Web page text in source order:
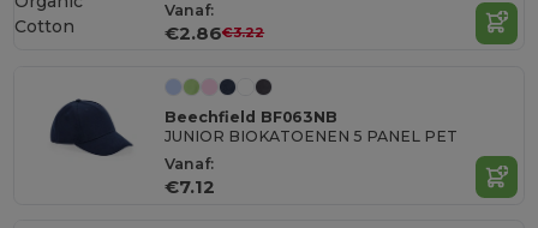
Vanaf:
€2.86€3.22
Cotton
Beechfield BF063NB
JUNIOR BIOKATOENEN 5 PANEL PET
Vanaf:
€7.12